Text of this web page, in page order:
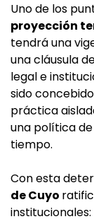
Uno de los
proyección
tendrá una
una cláusula
legal e
sido
práctica
una política
tiempo.
Con esta
de Cuyo